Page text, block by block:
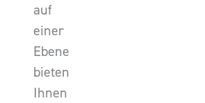
auf
einer
Ebene
bieten
Ihnen